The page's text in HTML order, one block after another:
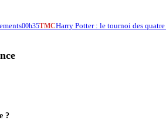
00h35TMCHarry Potter : le tournoi des quatre
?